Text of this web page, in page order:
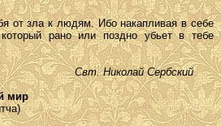
от зла к людям. Ибо накапливая в себе
рано или поздно убьет в тебе
Свт. Николай Сербский
мир